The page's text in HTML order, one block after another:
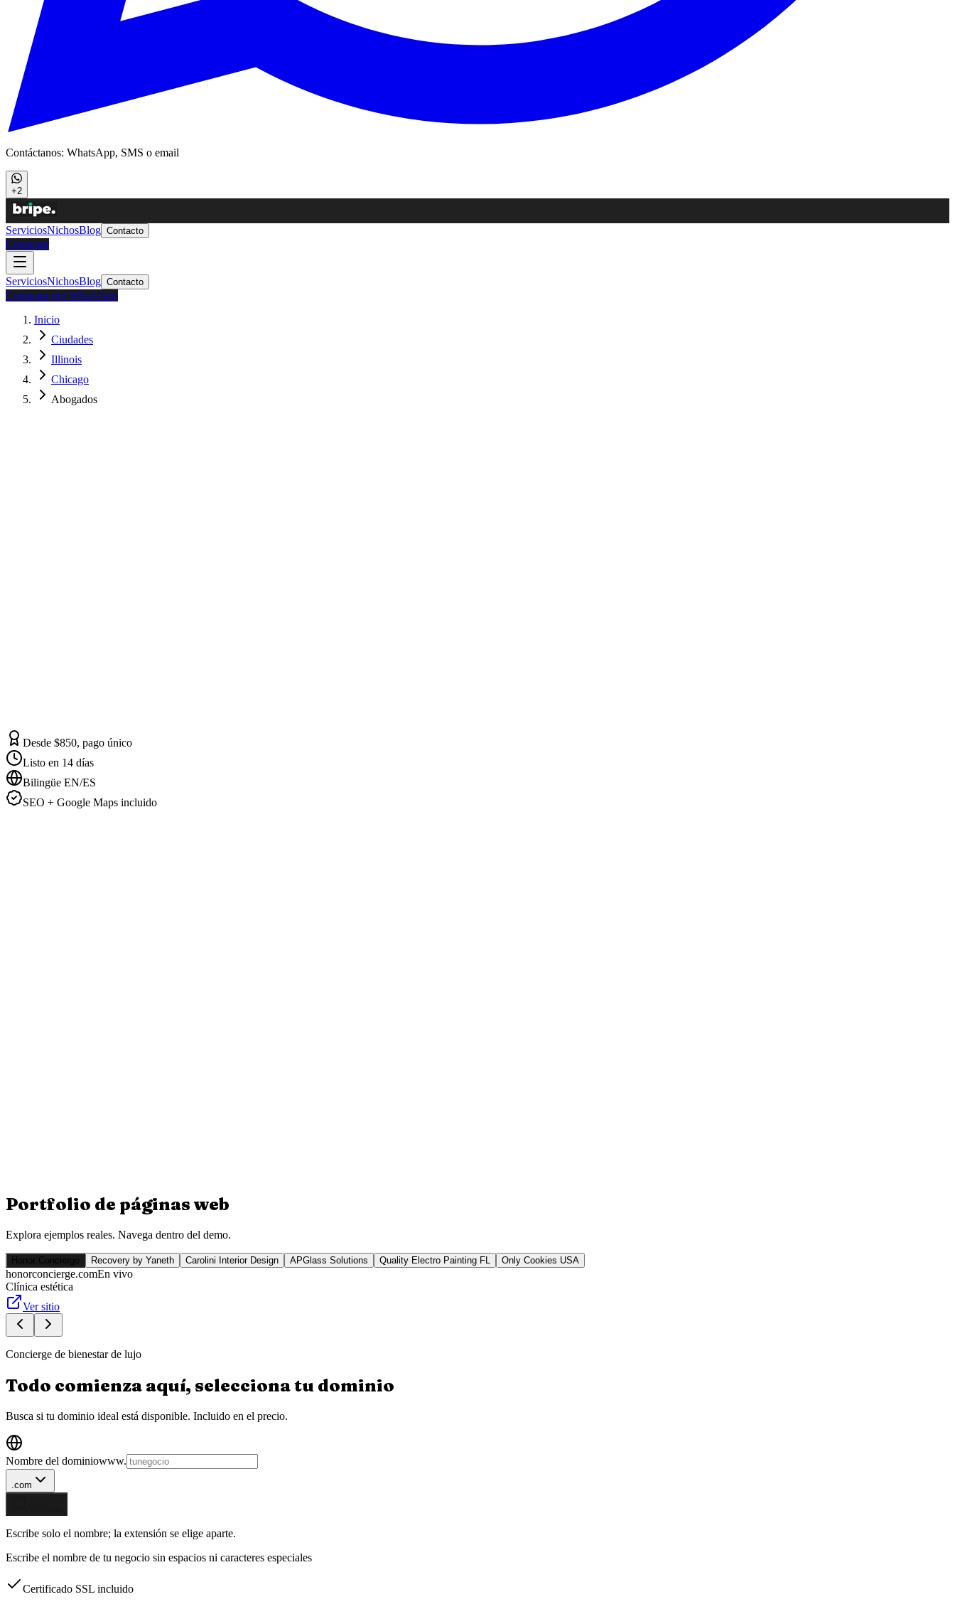
Contáctanos: WhatsApp, SMS o email
+2
ServiciosNichosBlog Contacto
Contactar
ServiciosNichosBlog Contacto
Contactar por WhatsApp
Inicio
Ciudades
Illinois
Chicago
Abogados
Desde $850, pago único
Listo en 14 días
Bilingüe EN/ES
SEO + Google Maps incluido
Portfolio de páginas web
Explora ejemplos reales. Navega dentro del demo.
Honor Concierge Recovery by Yaneth Carolini Interior Design APGlass Solutions Quality Electro Painting FL Only Cookies USA
honorconcierge.comEn vivo
Clínica estética
Ver sitio
Concierge de bienestar de lujo
Todo comienza aquí, selecciona tu dominio
Busca si tu dominio ideal está disponible. Incluido en el precio.
Nombre del dominiowww.
.com
Escribe solo el nombre; la extensión se elige aparte.
Escribe el nombre de tu negocio sin espacios ni caracteres especiales
Certificado SSL incluido